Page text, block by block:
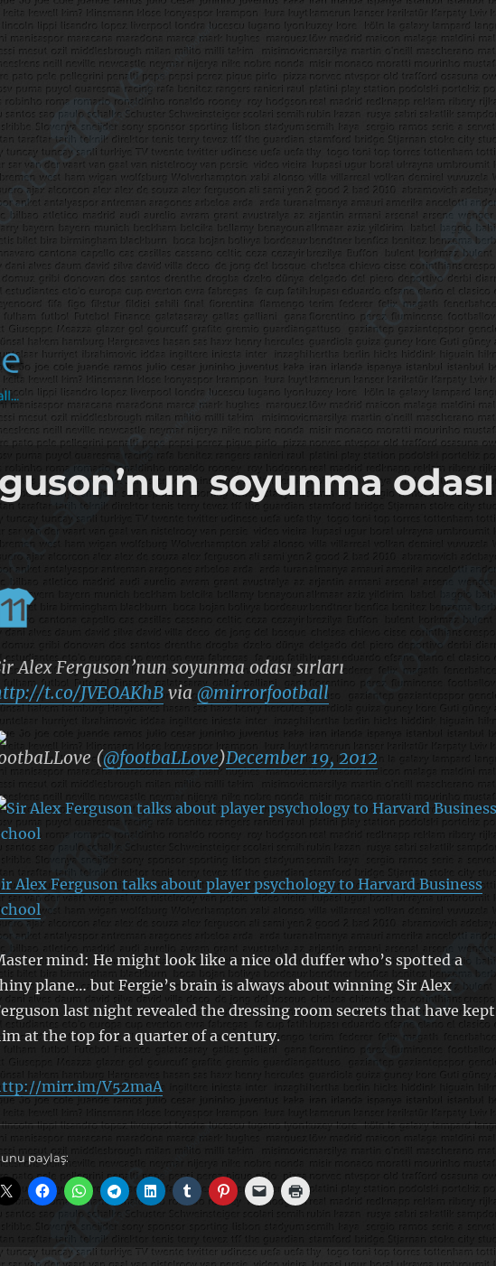
soyunma odası
Alex Ferguson’nun soyunma odası sırları
t.co/JVEOAKhBvia @mirrorfootball
(@footbaLLove)December 19, 2012
Alex Ferguson talks about player psychology to Harvard Business
mind: He might look like a nice old duffer who’s spotted a
plane… but Fergie’s brain is always about winning Sir Alex
last night revealed the dressing room secrets that have kept
at the top for a quarter of a century.
mirr.im/V52maA
paylaş: